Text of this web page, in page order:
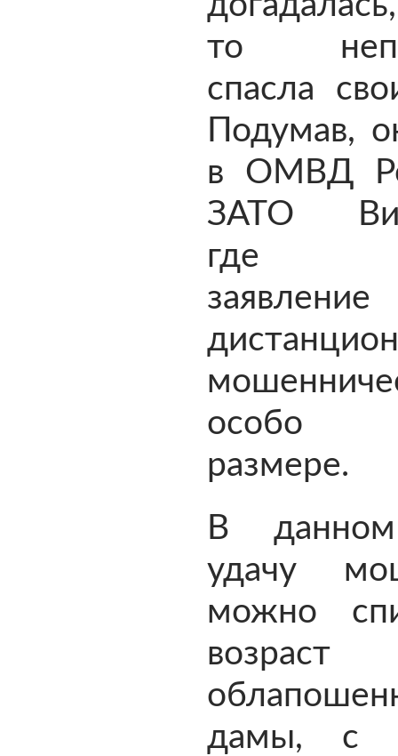
то
спасла
Подумав,
в ОМВД
ЗАТО
где
особо
размере.
В
удачу
можно
возраст
дамы, с